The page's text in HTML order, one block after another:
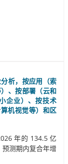
析，按应用（索
、按部署（云和
企业）、按技术
机视觉等）和区
年的 134.5 亿
测期内复合年增